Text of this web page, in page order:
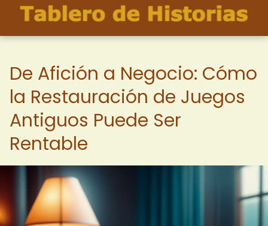
De Afición a Negocio: Cómo
la Restauración de Juegos
Antiguos Puede Ser
Rentable